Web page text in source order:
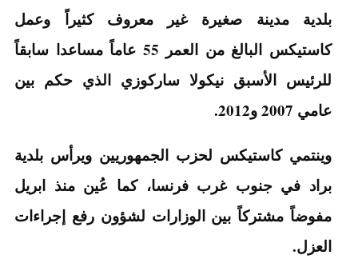
بلدية مدينة صغيرة غير معروف كثيراً وعمل
كاستيكس البالغ من العمر 55 عاماً مساعدا سابقاً
للرئيس الأسبق نيكولا ساركوزي الذي حكم بين
عامي 2007 و2012.
وينتمي كاستيكس لحزب الجمهوريين ويرأس بلدية
براد في جنوب غرب فرنسا، كما عُين منذ ابريل
مفوضاً مشتركاً بين الوزارات لشؤون رفع إجراءات
العزل.